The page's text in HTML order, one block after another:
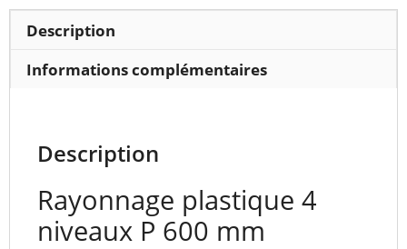
Description
Informations complémentaires
Description
Rayonnage plastique 4
niveaux P 600 mm